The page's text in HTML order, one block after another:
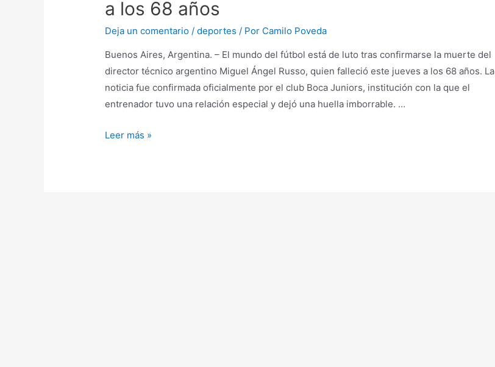
a los 68 años
Deja un comentario /deportes / Por Camilo Poveda
Buenos Aires, Argentina. – El mundo del fútbol está de luto tras confirmarse la muerte del
director técnico argentino Miguel Ángel Russo, quien falleció este jueves a los 68 años. La
noticia fue confirmada oficialmente por el club Boca Juniors, institución con la que el
entrenador tuvo una relación especial y dejó una huella imborrable. …
Leer más »